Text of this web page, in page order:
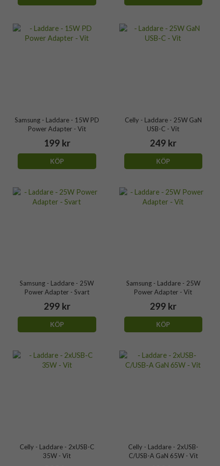
Samsung - Laddare - 15W PD
Power Adapter - Vit
199 kr
KÖP
Celly - Laddare - 25W GaN
USB-C - Vit
249 kr
KÖP
Samsung - Laddare - 25W
Power Adapter - Svart
299 kr
KÖP
Samsung - Laddare - 25W
Power Adapter - Vit
299 kr
KÖP
Celly - Laddare - 2xUSB-C
35W - Vit
Celly - Laddare - 2xUSB-
C/USB-A GaN 65W - Vit